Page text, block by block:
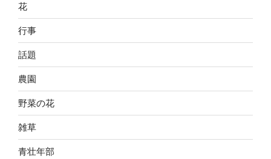
花
行事
話題
農園
野菜の花
雑草
青壮年部